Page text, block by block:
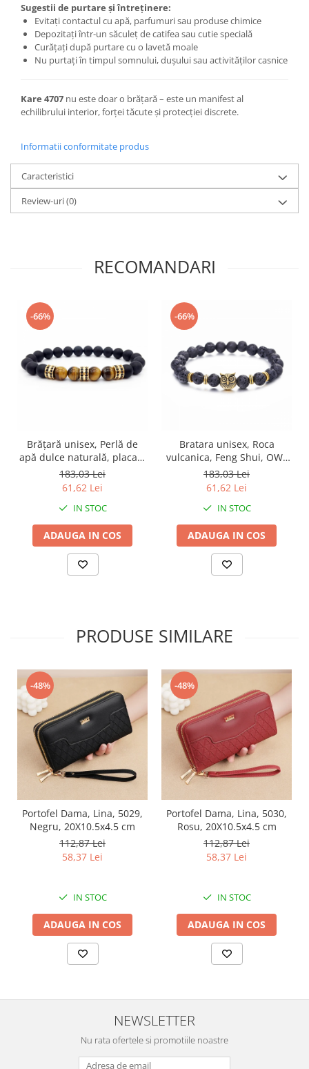
Sugestii de purtare și întreținere:
Evitați contactul cu apă, parfumuri sau produse chimice
Depozitați într-un săculeț de catifea sau cutie specială
Curățați după purtare cu o lavetă moale
Nu purtați în timpul somnului, dușului sau activităților casnice
Kare 4707 nu este doar o brățară – este un manifest al
echilibrului interior, forței tăcute și protecției discrete.
Informatii conformitate produs
Caracteristici
Review-uri(0)
RECOMANDARI
-66%
Brățară unisex, Perlă de
apă dulce naturală, placată
cu aur 18k, Feng Shui, Silje
4703, reglabilă
183,03 Lei
61,62 Lei
IN STOC
ADAUGA IN COS
-66%
Bratara unisex, Roca
vulcanica, Feng Shui, OWL
4701, reglabila -
Intelepciune, echilibru si
protectie
183,03 Lei
61,62 Lei
IN STOC
ADAUGA IN COS
PRODUSE SIMILARE
-48%
Portofel Dama, Lina, 5029,
Negru, 20X10.5x4.5 cm
112,87 Lei
58,37 Lei
IN STOC
ADAUGA IN COS
-48%
Portofel Dama, Lina, 5030,
Rosu, 20X10.5x4.5 cm
112,87 Lei
58,37 Lei
IN STOC
ADAUGA IN COS
NEWSLETTER
Nu rata ofertele si promotiile noastre